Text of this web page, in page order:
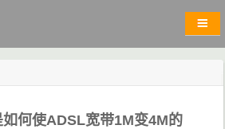
何使ADSL宽带1M变4M的